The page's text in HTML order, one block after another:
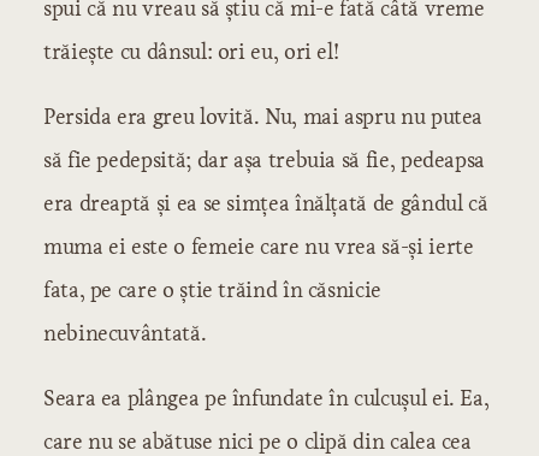
spui că nu vreau să știu că mi-e fată câtă vreme
trăiește cu dânsul: ori eu, ori el!
Persida era greu lovită. Nu, mai aspru nu putea
să fie pedepsită; dar așa trebuia să fie, pedeapsa
era dreaptă și ea se simțea înălțată de gândul că
muma ei este o femeie care nu vrea să-și ierte
fata, pe care o știe trăind în căsnicie
nebinecuvântată.
Seara ea plângea pe înfundate în culcușul ei. Ea,
care nu se abătuse nici pe o clipă din calea cea